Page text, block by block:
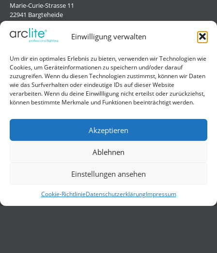
Einwilligung verwalten
Um dir ein optimales Erlebnis zu bieten, verwenden wir Technologien wie
Cookies, um Geräteinformationen zu speichern und/oder darauf
zuzugreifen. Wenn du diesen Technologien zustimmst, können wir Daten
wie das Surfverhalten oder eindeutige IDs auf dieser Website
verarbeiten. Wenn du deine Einwillligung nicht erteilst oder zurückziehst,
können bestimmte Merkmale und Funktionen beeinträchtigt werden.
Akzeptieren
Ablehnen
Einstellungen ansehen
Cookie-RichtlinieDatenschutzerklärungImpressum
Marie-Curie-Strasse 11
22941 Bargteheide
Deutschland/Germany
Hilfe
Liefer- und Zahlungsbedingungen
Kontakt